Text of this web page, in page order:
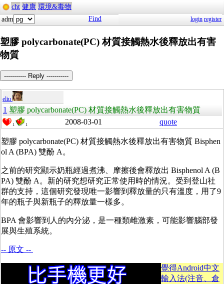
cht 健康 環境&毒物
adm
Find login register
塑膠 polycarbonate(PC) 材質接觸熱水後釋放出有害
物質
----------- Reply -----------
eliu
1 塑膠 polycarbonate(PC) 材質接觸熱水後釋放出有害物質
1 1 2008-03-01 quote
塑膠 polycarbonate(PC) 材質接觸熱水後釋放出有害物質 Bisphen
ol A (BPA) 雙酚 A。
之前的研究顯示奶瓶經過煮沸、摩擦後會釋放出 Bisphenol A (B
PA) 雙酚 A。新的研究想研究正常使用時的情況。受到登山社
群的支持，這個研究發現唯一影響到釋放量的只有溫度，用了9
年的瓶子與新瓶子的釋放量一樣多。
BPA 會影響到人的內分泌，是一種類雌激素，可能影響腦部發
展與生殖系統。
-- 原文 --
覺得Android中文
輸入法(注音、倉